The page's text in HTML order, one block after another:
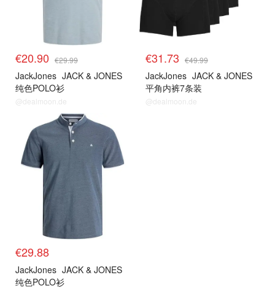
€20.90 €29.99
JackJones JACK & JONES
纯色POLO衫
@dealmoon.de
€31.73 €49.99
JackJones JACK & JONES
平角内裤7条装
@dealmoon.de
€29.88
JackJones JACK & JONES
纯色POLO衫